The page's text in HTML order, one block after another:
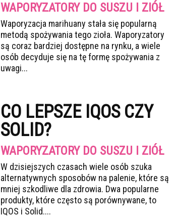
WAPORYZATORY DO SUSZU I ZIÓŁ
Waporyzacja marihuany stała się popularną
metodą spożywania tego zioła. Waporyzatory
są coraz bardziej dostępne na rynku, a wiele
osób decyduje się na tę formę spożywania z
uwagi...
CO LEPSZE IQOS CZY
SOLID?
WAPORYZATORY DO SUSZU I ZIÓŁ
W dzisiejszych czasach wiele osób szuka
alternatywnych sposobów na palenie, które są
mniej szkodliwe dla zdrowia. Dwa popularne
produkty, które często są porównywane, to
IQOS i Solid....